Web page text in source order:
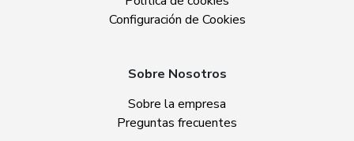
Configuración de Cookies
Sobre Nosotros
Sobre la empresa
Preguntas frecuentes